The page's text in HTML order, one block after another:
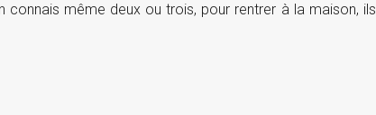
connais même deux ou trois, pour rentrer à la maison, ils